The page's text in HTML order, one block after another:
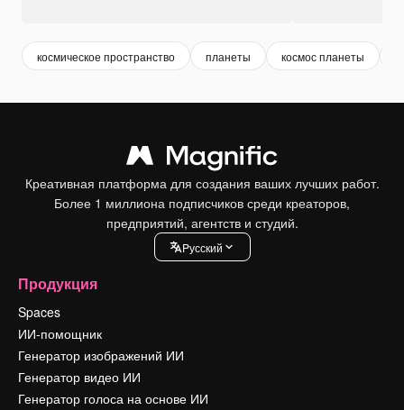
космическое пространство планеты космос планеты
Креативная платформа для создания ваших лучших работ.
Более 1 миллиона подписчиков среди креаторов,
предприятий, агентств и студий.
Pусский
Продукция
Spaces
ИИ-помощник
Генератор изображений ИИ
Генератор видео ИИ
Генератор голоса на основе ИИ